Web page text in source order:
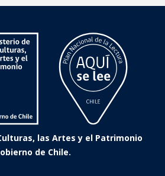
las Artes y el Patrimonio
de Chile.